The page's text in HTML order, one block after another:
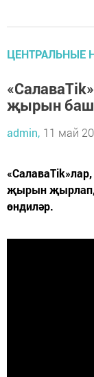
ЦЕНТРАЛЬНЫЕ
җырын
admin, 11 май
җырын җырлап,
өндиләр.